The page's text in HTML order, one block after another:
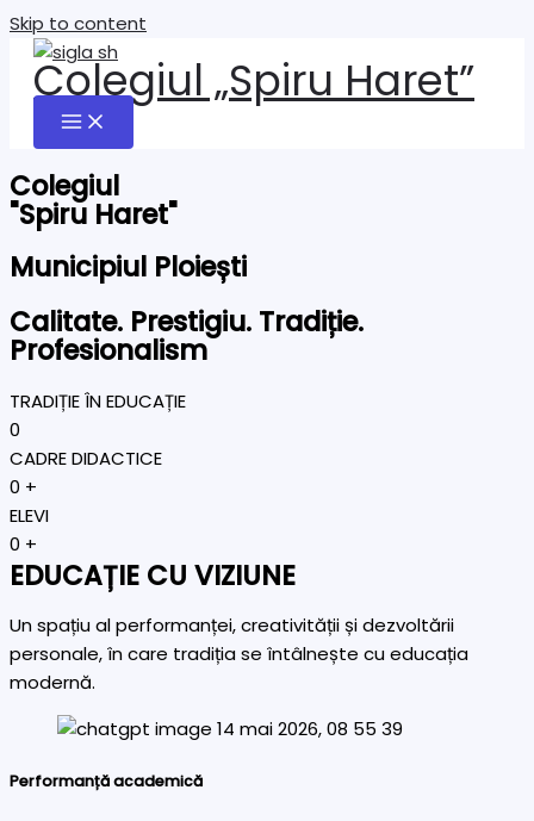
Skip to content
Colegiul „Spiru Haret”
Colegiul
"Spiru Haret"
Municipiul Ploiești
Calitate. Prestigiu. Tradiție.
Profesionalism
TRADIȚIE ÎN EDUCAȚIE
0
CADRE DIDACTICE
0 +
ELEVI
0 +
EDUCAȚIE CU VIZIUNE
Un spațiu al performanței, creativității și dezvoltării
personale, în care tradiția se întâlnește cu educația
modernă.
Performanță academică